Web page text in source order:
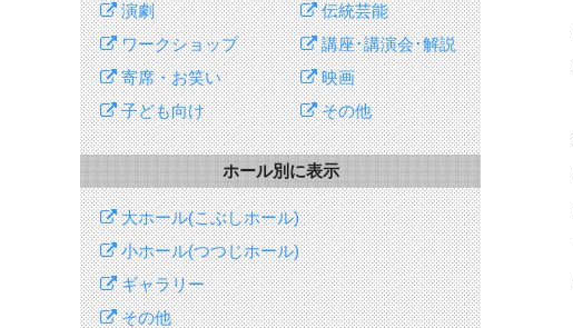
演劇
伝統芸能
ワークショップ
講座･講演会･解説
寄席・お笑い
映画
子ども向け
その他
ホール別に表示
大ホール(こぶしホール)
小ホール(つつじホール)
ギャラリー
その他